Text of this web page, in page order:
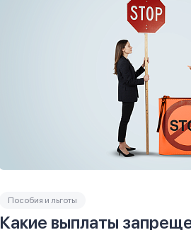
Пособия и льготы
Какие выплаты